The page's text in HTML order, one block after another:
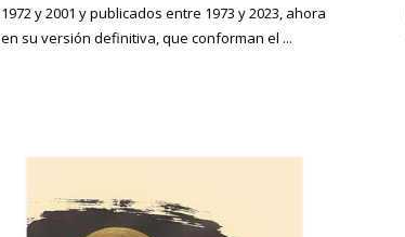
1972 y 2001 y publicados entre 1973 y 2023, ahora
en su versión definitiva, que conforman el ...